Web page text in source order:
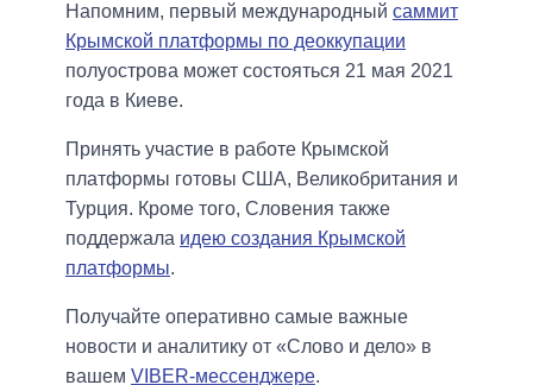
Напомним, первый международный саммит
Крымской платформы по деоккупации
полуострова может состояться 21 мая 2021
года в Киеве.
Принять участие в работе Крымской
платформы готовы США, Великобритания и
Турция. Кроме того, Словения также
поддержала идею создания Крымской
платформы.
Получайте оперативно самые важные
новости и аналитику от «Слово и дело» в
вашем VIBER-мессенджере.